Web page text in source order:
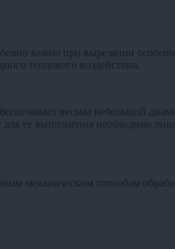
важно при вырезании
теплового воздействия.
весьма небольшой
ее выполнения необходимо лишь
механическим способам